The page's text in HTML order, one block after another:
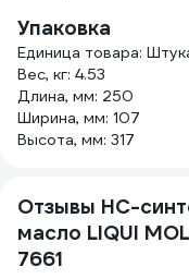
Упаковка
Единица товара:
Вес, кг: 4.53
Длина, мм: 250
Ширина, мм: 107
Высота, мм: 317
Отзывы НС-
масло LIQUI
7661